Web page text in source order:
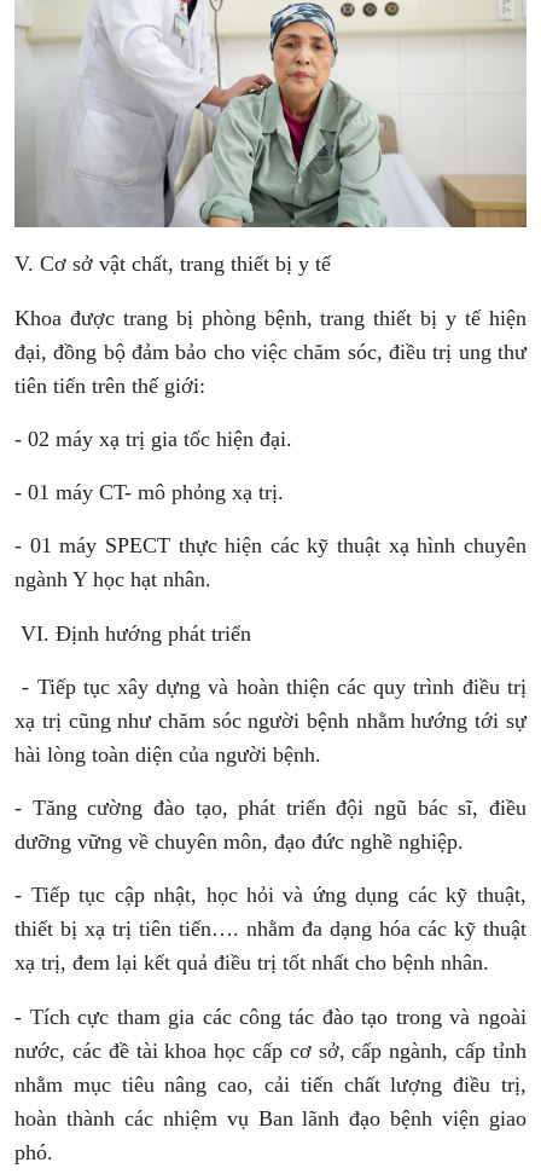
V. Cơ sở vật chất, trang thiết bị y tế
Khoa được trang bị phòng bệnh, trang thiết bị y tế hiện
đại, đồng bộ đảm bảo cho việc chăm sóc, điều trị ung thư
tiên tiến trên thế giới:
- 02 máy xạ trị gia tốc hiện đại.
- 01 máy CT- mô phỏng xạ trị.
- 01 máy SPECT thực hiện các kỹ thuật xạ hình chuyên
ngành Y học hạt nhân.
VI. Định hướng phát triển
- Tiếp tục xây dựng và hoàn thiện các quy trình điều trị
xạ trị cũng như chăm sóc người bệnh nhằm hướng tới sự
hài lòng toàn diện của người bệnh.
- Tăng cường đào tạo, phát triển đội ngũ bác sĩ, điều
dưỡng vững về chuyên môn, đạo đức nghề nghiệp.
- Tiếp tục cập nhật, học hỏi và ứng dụng các kỹ thuật,
thiết bị xạ trị tiên tiến…. nhằm đa dạng hóa các kỹ thuật
xạ trị, đem lại kết quả điều trị tốt nhất cho bệnh nhân.
- Tích cực tham gia các công tác đào tạo trong và ngoài
nước, các đề tài khoa học cấp cơ sở, cấp ngành, cấp tỉnh
nhằm mục tiêu nâng cao, cải tiến chất lượng điều trị,
hoàn thành các nhiệm vụ Ban lãnh đạo bệnh viện giao
phó.